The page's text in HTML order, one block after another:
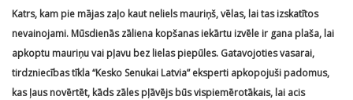
Katrs, kam pie mājas zaļo kaut neliels mauriņš, vēlas, lai tas izskatītos
nevainojami. Mūsdienās zāliena kopšanas iekārtu izvēle ir gana plaša, lai
apkoptu mauriņu vai pļavu bez lielas piepūles. Gatavojoties vasarai,
tirdzniecības tīkla “Kesko Senukai Latvia” eksperti apkopojuši padomus,
kas ļaus novērtēt, kāds zāles pļāvējs būs vispiemērotākais, lai acis